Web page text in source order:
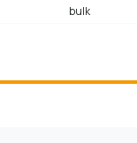
bulk